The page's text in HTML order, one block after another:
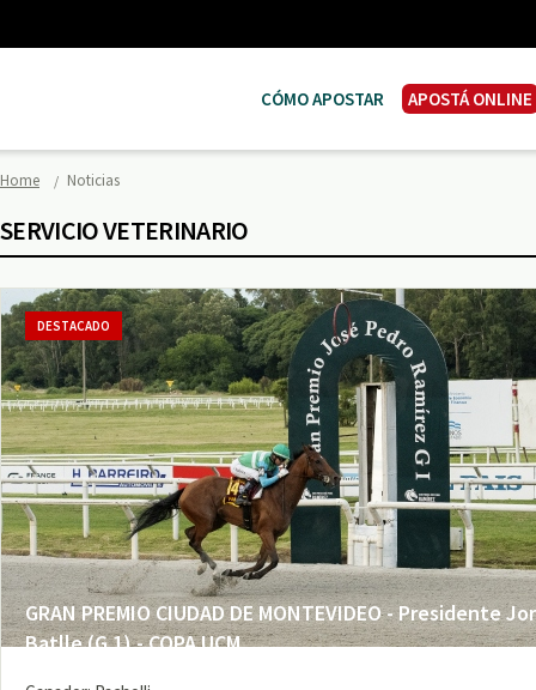
CÓMO APOSTAR APOSTÁ ONLINE
Home Noticias
SERVICIO VETERINARIO
GRAN PREMIO CIUDAD DE MONTEVIDEO - Presidente
Batlle (G 1) - COPA UCM
DESTACADO